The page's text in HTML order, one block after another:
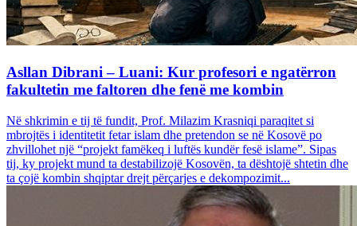
Asllan Dibrani – Luani: Kur profesori e ngatërron
fakultetin me faltoren dhe fenë me kombin
Në shkrimin e tij të fundit, Prof. Milazim Krasniqi paraqitet si
mbrojtës i identitetit fetar islam dhe pretendon se në Kosovë po
zhvillohet një “projekt famëkeq i luftës kundër fesë islame”. Sipas
tij, ky projekt mund ta destabilizojë Kosovën, ta dështojë shtetin dhe
ta çojë kombin shqiptar drejt përçarjes e dekompozimit...